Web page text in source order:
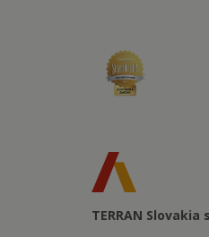
TERRAN Slovakia